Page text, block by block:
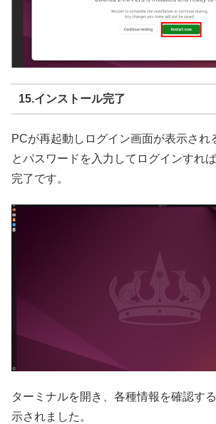
15.インストール完了
PCが再起動しログイン画面が表示され
とパスワードを入力してログインすれ
完了です。
ターミナルを開き、各種情報を確認す
示されました。